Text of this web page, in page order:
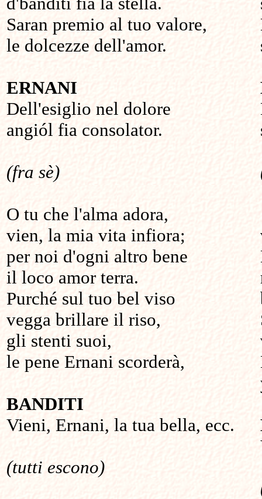
Saran premio al tuo valore,
le dolcezze dell'amor.
ERNANI
Dell'esiglio nel dolore
angiól fia consolator.
(fra sè)
O tu che l'alma adora,
vien, la mia vita infiora;
per noi d'ogni altro bene
il loco amor terra.
Purché sul tuo bel viso
vegga brillare il riso,
gli stenti suoi,
le pene Ernani scorderà,
BANDITI
Vieni, Ernani, la tua bella, ecc.
(tutti escono)